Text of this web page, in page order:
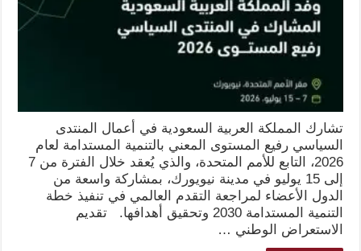
تشارك المملكة العربية السعودية في أعمال المنتدى
السياسي رفيع المستوى المعني بالتنمية المستدامة لعام
2026، التابع للأمم المتحدة، والذي يُعقد خلال الفترة من 7
إلى 15 يوليو في مدينة نيويورك، بمشاركة واسعة من
الدول الأعضاء لمراجعة التقدم العالمي في تنفيذ خطة
التنمية المستدامة 2030 وتحقيق أهدافها. تقديم
الاستعراض الوطني …